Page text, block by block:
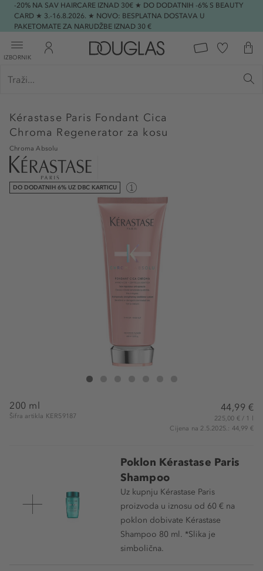
-20% NA SAV HAIRCARE IZNAD 30€ ★ DO DODATNIH -6% S BEAUTY
CARD ★ 3.-16.8.2026. ★ NOVO: BESPLATNA DOSTAVA U
PAKETOMATE ZA NARUDŽBE IZNAD 30 €
IZBORNIK
Kérastase Paris Fondant Cica
Chroma Regenerator za kosu
Chroma Absolu
DO DODATNIH 6% UZ DBC KARTICU
Kérastase Paris Fondant Cica Chroma
200 ml
Šifra artikla KER59187
44,99 €
225,00 € / 1 l
Cijena na 2.5.2025.: 44,99 €
Poklon Kérastase Paris
Shampoo
Uz kupnju Kérastase Paris
proizvoda u iznosu od 60 € na
poklon dobivate Kérastase
Shampoo 80 ml. *Slika je
simbolična.